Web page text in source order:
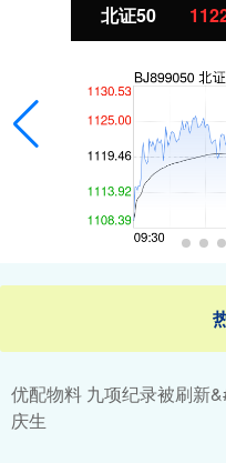
北证50
优配物料 九项纪录被刷新
庆生